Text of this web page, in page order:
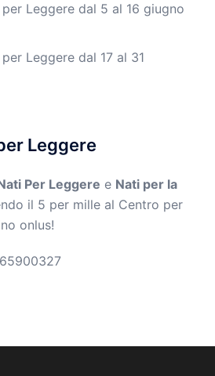
Leggere dal 5 al 16 giugno
Leggere dal 17 al 31
Leggere
Per Leggere e Nati per la
il 5 per mille al Centro per
onlus!